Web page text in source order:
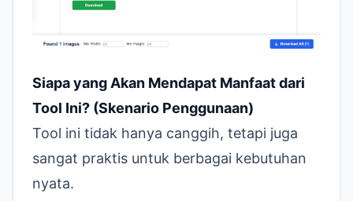
Siapa yang Akan Mendapat Manfaat dari
Tool Ini? (Skenario Penggunaan)
Tool ini tidak hanya canggih, tetapi juga
sangat praktis untuk berbagai kebutuhan
nyata.